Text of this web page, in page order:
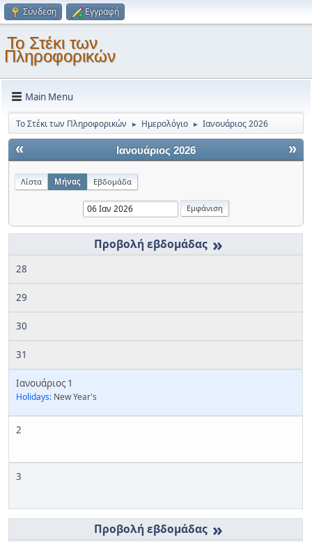
Σύνδεση Εγγραφή
Το Στέκι των
Πληροφορικών
Main Menu
Το Στέκι των Πληροφορικών ► Ημερολόγιο ► Ιανουάριος 2026
« »
Ιανουάριος 2026
Λίστα Μήνας Εβδομάδα
»
28
29
30
31
Ιανουάριος 1
Holidays: New Year's
2
3
»